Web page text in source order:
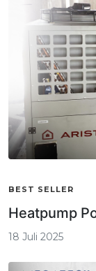
BEST SELLER
Heatpump
18 Juli 2025